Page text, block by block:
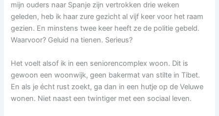
mijn ouders naar Spanje zijn vertrokken drie weken
geleden, heb ik haar zure gezicht al vijf keer voor het raam
gezien. En minstens twee keer heeft ze de politie gebeld.
Waarvoor? Geluid na tienen. Serieus?
Het voelt alsof ik in een seniorencomplex woon. Dit is
gewoon een woonwijk, geen bakermat van stilte in Tibet.
En als je écht rust zoekt, ga dan in een hutje op de Veluwe
wonen. Niet naast een twintiger met een sociaal leven.